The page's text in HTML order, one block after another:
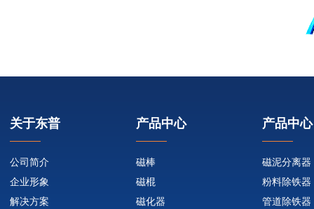
关于东普
公司简介
企业形象
解决方案
产品中心
磁棒
磁棍
磁化器
产品中心
磁泥分离器
粉料除铁器
管道除铁器